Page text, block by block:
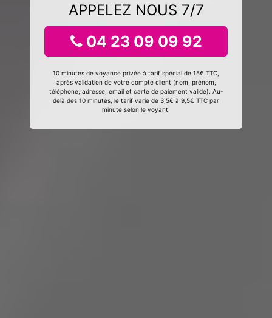
APPELEZ NOUS 7/7
04 23 09 09 92
10 minutes de voyance privée à tarif spécial de 15€ TTC,
après validation de votre compte client (nom, prénom,
téléphone, adresse, email et carte de paiement valide). Au-
delà des 10 minutes, le tarif varie de 3,5€ à 9,5€ TTC par
minute selon le voyant.